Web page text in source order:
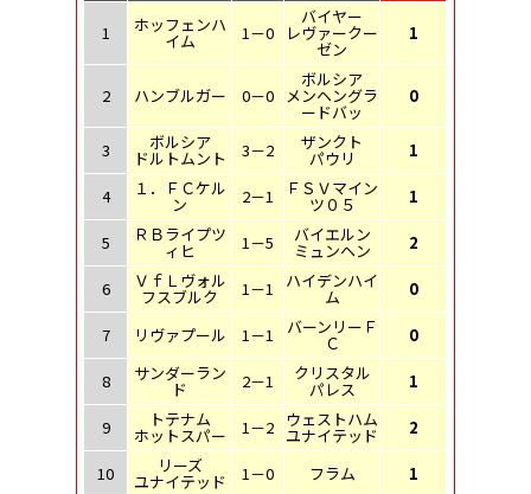
1 ホッフェンハ
イム 1－0
バイヤー
レヴァークー
ゼン
1
2 ハンブルガー 0－0
ボルシア
メンヘングラ
ードバッ
0
3 ボルシア
ドルトムント 3－2 ザンクト
パウリ 1
4 １．ＦＣケル
ン 2－1 ＦＳＶマイン
ツ０５ 1
5 ＲＢライプツ
ィヒ 1－5 バイエルン
ミュンヘン 2
6 ＶｆＬヴォル
フスブルク 1－1 ハイデンハイ
ム 0
7 リヴァプール 1－1 バーンリーＦ
Ｃ 0
8 サンダーラン
ド 2－1 クリスタル
パレス 1
9 トテナム
ホットスパー 1－2 ウェストハム
ユナイテッド 2
10 リーズ
ユナイテッド 1－0 フラム 1